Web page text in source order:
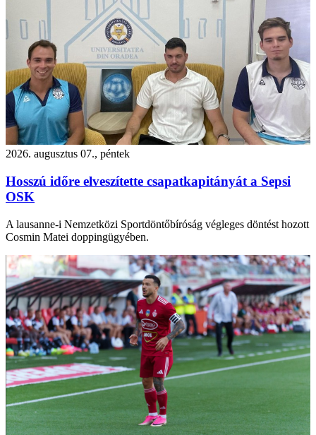
2026. augusztus 07., péntek
Hosszú időre elveszítette csapatkapitányát a Sepsi
OSK
A lausanne-i Nemzetközi Sportdöntőbíróság végleges döntést hozott
Cosmin Matei doppingügyében.